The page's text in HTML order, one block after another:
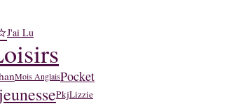
J'ai Lu
Mois AnglaisPocket
PkjLizzie